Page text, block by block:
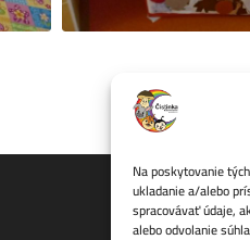
Na poskytovanie
ukladanie a/alebo
spracovávať údaje,
alebo odvolanie